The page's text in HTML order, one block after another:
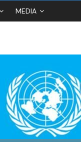
MEDIA